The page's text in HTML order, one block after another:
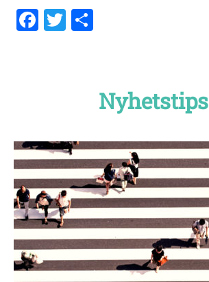
Facebook
Twitter
Nyhetstips